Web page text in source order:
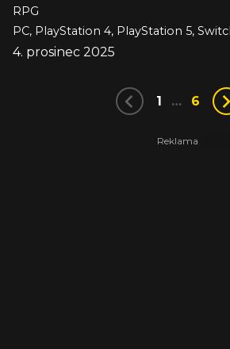
RPG
4. prosinec 2025
1 … 6